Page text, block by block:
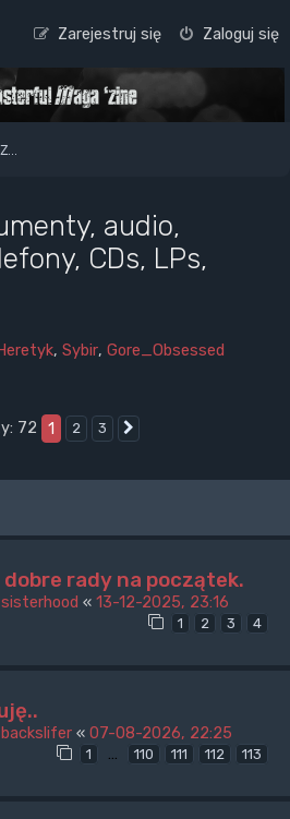
Zaloguj się
Zarejestruj się
Sprzęt - instrumenty, audio, komputery, telefony, CDs, LPs, kasety
audio,
CDs, LPs,
, Sybir, Gore_Obsessed
72
1 2 3
rady na początek.
sisterhood « 13-12-2025, 23:16
1 2 3 4
backslifer « 07-08-2026, 22:25
1 … 110 111 112 113